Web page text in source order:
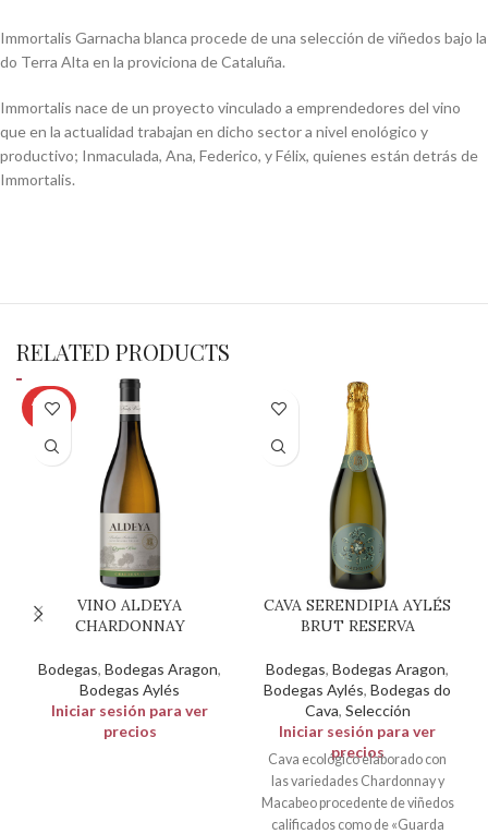
Immortalis Garnacha blanca procede de una selección de viñedos bajo la
do Terra Alta en la proviciona de Cataluña.
Immortalis nace de un proyecto vinculado a emprendedores del vino
que en la actualidad trabajan en dicho sector a nivel enológico y
productivo; Inmaculada, Ana, Federico, y Félix, quienes están detrás de
Immortalis.
RELATED PRODUCTS
AGOT
ADO
VINO ALDEYA
CHARDONNAY
Bodegas,Bodegas Aragon,
Bodegas Aylés
Iniciar sesión para ver
precios
CAVA SERENDIPIA AYLÉS
BRUT RESERVA
Bodegas,Bodegas Aragon,
Bodegas Aylés,Bodegas do
Cava, Selección
Iniciar sesión para ver
precios
Cava ecológico elaborado con
las variedades Chardonnay y
Macabeo procedente de viñedos
calificados como de «Guarda